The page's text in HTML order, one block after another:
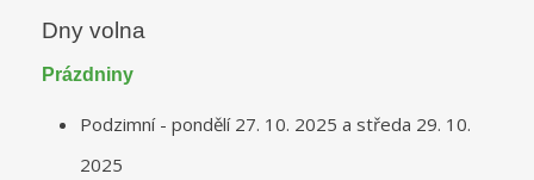
Dny volna
Prázdniny
Podzimní - pondělí 27. 10. 2025 a středa 29. 10.
2025